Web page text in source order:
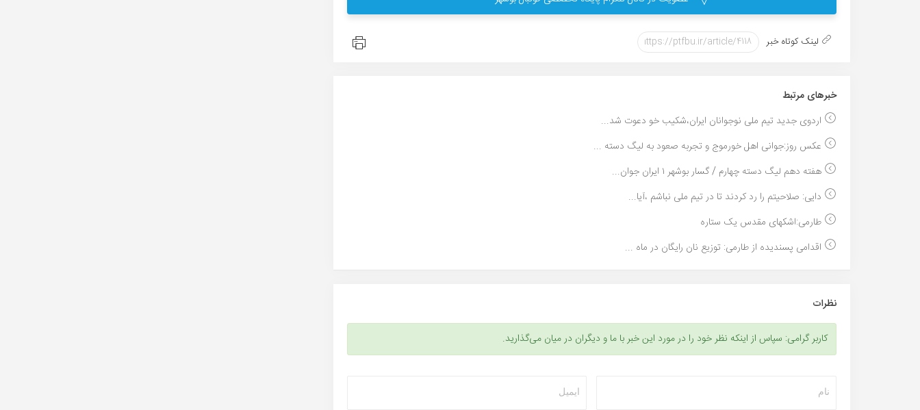
لینک کوتاه خبر
خبر‌های مرتبط
اردوی جدید تیم ملی نوجوانان ایران،شکیب خو دعوت شد...
عکس روز:جوانی اهل خورموج و تجربه صعود به لیگ دسته ...
هفته دهم لیگ دسته چهارم / گسار بوشهر ۱ ایران جوان...
دایی: صلاحیتم را رد کردند تا در تیم ملی نباشم ،آیا...
طارمی:اشکهای مقدس یک ستاره
اقدامی پسندیده از طارمی: توزیع نان رایگان در ماه ...
نظرات
کاربر گرامی: سپاس از اینکه نظر خود را در مورد این خبر با ما و دیگران در میان می‌گذارید.